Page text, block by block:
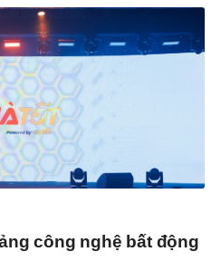
công nghệ bất động